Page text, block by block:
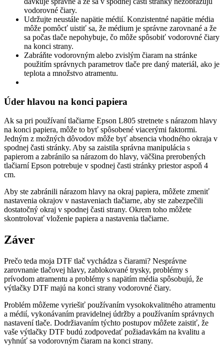
vodorovné čiary.
Udržujte neustále napätie médií. Konzistentné napätie média
môže pomôcť uistiť sa, že médium je správne zarovnané a že
sa počas tlače nepohybuje, čo môže spôsobiť vodorovné čiary
na konci strany.
Zabráňte vodorovným alebo zvislým čiaram na stránke
použitím správnych parametrov tlače pre daný materiál, ako je
teplota a množstvo atramentu.
Úder hlavou na konci papiera
Ak sa pri používaní tlačiarne Epson L805 stretnete s nárazom hlavy
na konci papiera, môže to byť spôsobené viacerými faktormi.
Jedným z možných dôvodov môže byť absencia vhodného okraja v
spodnej časti stránky. Aby sa zaistila správna manipulácia s
papierom a zabránilo sa nárazom do hlavy, väčšina prerobených
tlačiarní Epson potrebuje v spodnej časti stránky priestor aspoň 4
cm.
Aby ste zabránili nárazom hlavy na okraj papiera, môžete zmeniť
nastavenia okrajov v nastaveniach tlačiarne, aby ste zabezpečili
dostatočný okraj v spodnej časti strany. Okrem toho môžete
skontrolovať vloženie papiera a nastavenia tlačiarne.
Záver
Prečo teda moja DTF tlač vychádza s čiarami? Nesprávne
zarovnanie tlačovej hlavy, zablokované trysky, problémy s
prívodom atramentu a problémy s napätím média spôsobujú, že
výtlačky DTF majú na konci strany vodorovné čiary.
Problém môžeme vyriešiť používaním vysokokvalitného atramentu
a médií, vykonávaním pravidelnej údržby a používaním správnych
nastavení tlače. Dodržiavaním týchto postupov môžete zaistiť, že
vaše výtlačky DTF budú zodpovedať požiadavkám na kvalitu a
vyhnúť sa vodorovným čiaram na konci strany.